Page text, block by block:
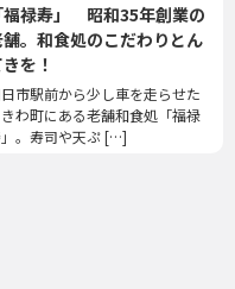
福禄寿」 昭和35年創業の
。和食処のこだわりとん
を！
市駅前から少し車を走らせた
きわ町にある老舗和食処「福禄
。寿司や天ぷ […]